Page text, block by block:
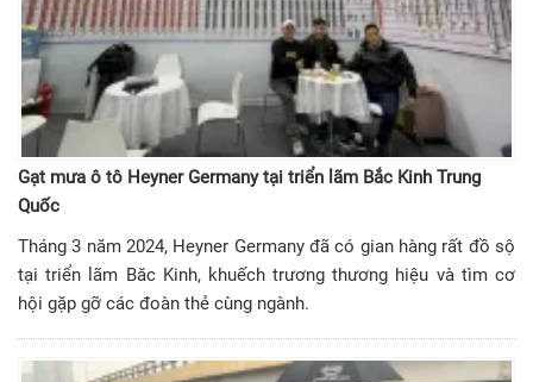
Gạt mưa ô tô Heyner Germany tại triển lãm Bắc Kinh Trung
Quốc
Tháng 3 năm 2024, Heyner Germany đã có gian hàng rất đồ sộ
tại triển lãm Băc Kinh, khuếch trương thương hiệu và tìm cơ
hội gặp gỡ các đoàn thẻ cùng ngành.